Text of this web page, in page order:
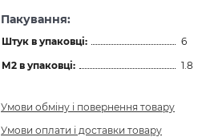
Пакування:
Штук в упаковці:
6
М2 в упаковці:
1.8
Умови обміну і повернення товару
Умови оплати і доставки товару